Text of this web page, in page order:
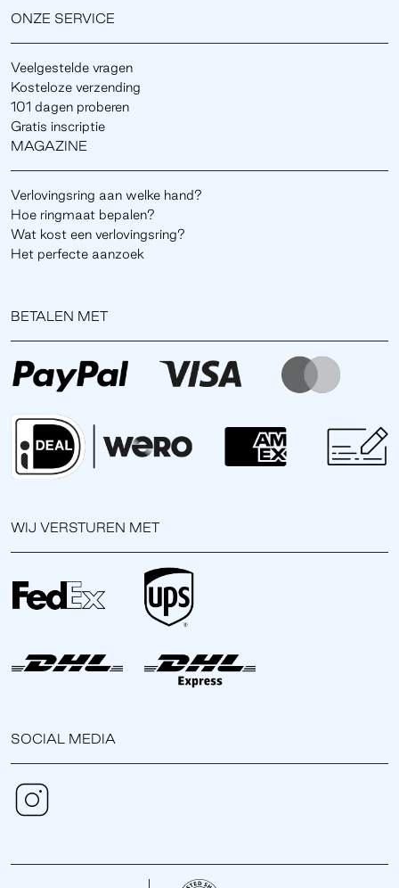
ONZE SERVICE
Veelgestelde vragen
Kosteloze verzending
101 dagen proberen
Gratis inscriptie
MAGAZINE
Verlovingsring aan welke hand?
Hoe ringmaat bepalen?
Wat kost een verlovingsring?
Het perfecte aanzoek
BETALEN MET
WIJ VERSTUREN MET
SOCIAL MEDIA